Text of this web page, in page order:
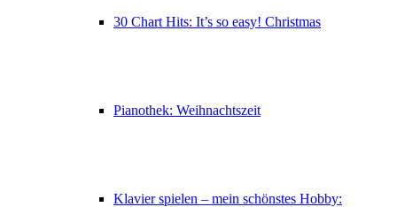
30 Chart Hits: It’s so easy! Christmas
Pianothek: Weihnachtszeit
Klavier spielen – mein schönstes Hobby: